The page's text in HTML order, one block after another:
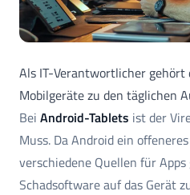
Als IT-Verantwortlicher gehört
Mobilgeräte zu den täglichen
Bei Android-Tablets ist der
Muss. Da Android ein
verschiedene Quellen für
Schadsoftware auf das Gerät